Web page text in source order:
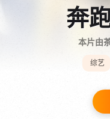
奔
本片由
综艺